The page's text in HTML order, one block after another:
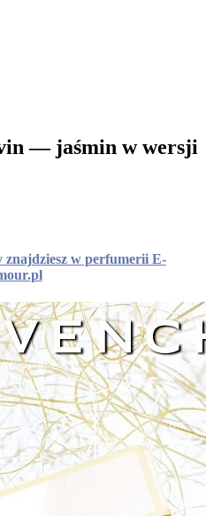
— jaśmin w wersji
w perfumerii E-